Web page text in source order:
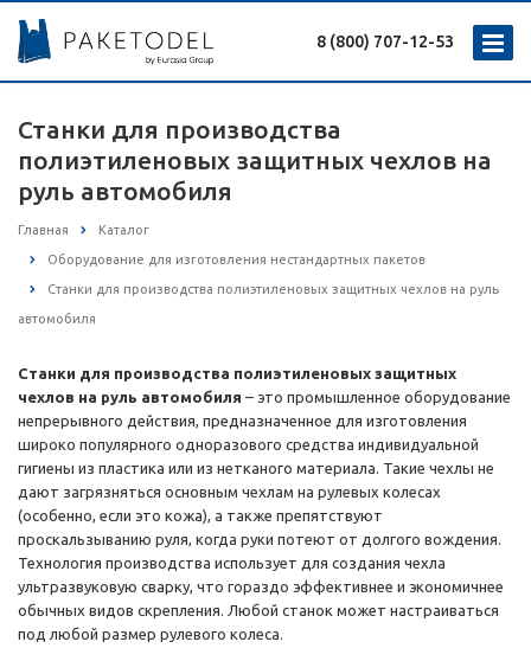
8 (800) 707-12-53
Станки для производства
полиэтиленовых защитных чехлов на
руль автомобиля
Главная Каталог
Оборудование для изготовления нестандартных пакетов
Станки для производства полиэтиленовых защитных чехлов на руль
автомобиля
Станки для производства полиэтиленовых защитных
чехлов на руль автомобиля – это промышленное оборудование
непрерывного действия, предназначенное для изготовления
широко популярного одноразового средства индивидуальной
гигиены из пластика или из нетканого материала. Такие чехлы не
дают загрязняться основным чехлам на рулевых колесах
(особенно, если это кожа), а также препятствуют
проскальзыванию руля, когда руки потеют от долгого вождения.
Технология производства использует для создания чехла
ультразвуковую сварку, что гораздо эффективнее и экономичнее
обычных видов скрепления. Любой станок может настраиваться
под любой размер рулевого колеса.